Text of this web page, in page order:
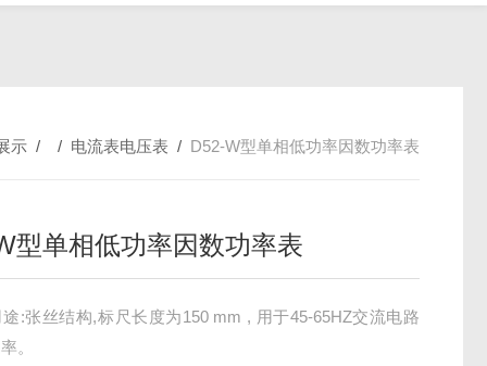
示 / / 电流表电压表 / D52-W型单相低功率因数功率表
型单相低功率因数功率表
:张丝结构,标尺长度为150 mm , 用于45-65HZ交流电路
。